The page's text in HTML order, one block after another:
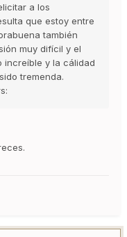
a los
que estoy entre
también
muy difícil y el
increíble y la cálidad
tremenda.